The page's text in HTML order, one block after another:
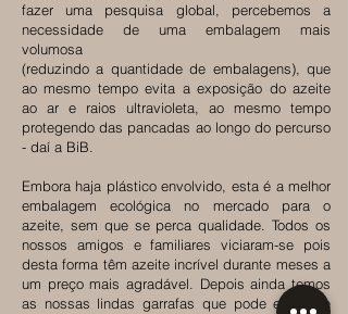
fazer uma pesquisa global, percebemos a
necessidade de uma embalagem mais
volumosa
(reduzindo a quantidade de embalagens), que
ao mesmo tempo evita a exposição do azeite
ao ar e raios ultravioleta, ao mesmo tempo
protegendo das pancadas ao longo do percurso
- daí a BiB.
Embora haja plástico envolvido, esta é a melhor
embalagem ecológica no mercado para o
azeite, sem que se perca qualidade. Todos os
nossos amigos e familiares viciaram-se pois
desta forma têm azeite incrível durante meses a
um preço mais agradável. Depois ainda temos
as nossas lindas garrafas que pode encher e